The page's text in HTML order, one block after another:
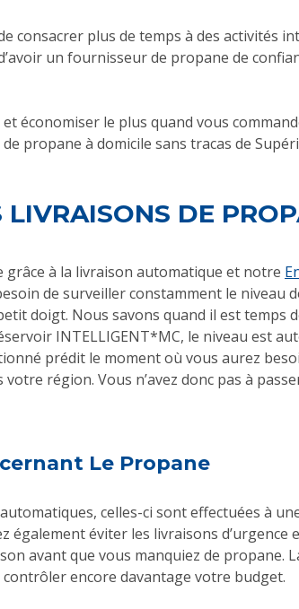
consacrer plus de temps à des activités
un fournisseur de propane de
économiser le plus quand vous
propane à domicile sans tracas de
DE
grâce à la livraison automatique et notre
de surveiller constamment le niveau
doigt. Nous savons quand il est temps
INTELLIGENT*MC, le niveau est
prédit le moment où vous aurez
région. Vous n’avez donc pas à
Le Propane
celles-ci sont effectuées à
éviter les livraisons d’urgence
avant que vous manquiez de propane.
encore davantage votre budget.